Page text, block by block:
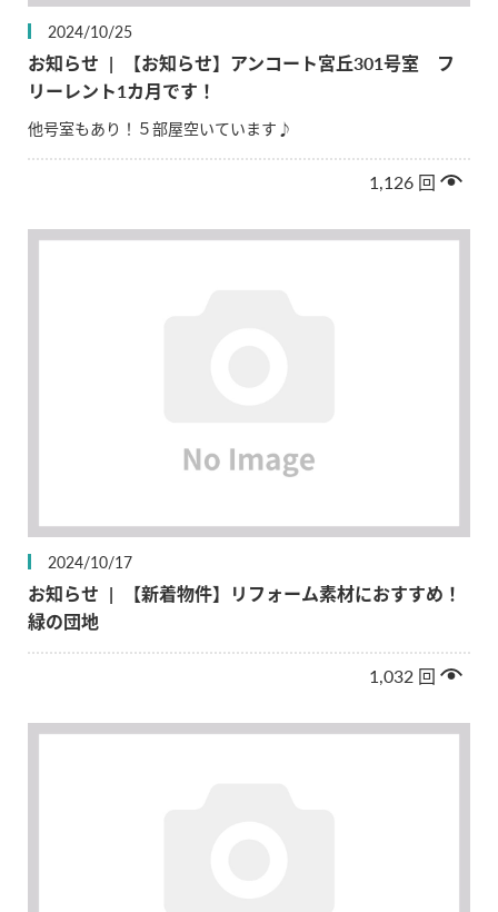
2024/10/25
お知らせ |
【お知らせ】アンコート宮丘301号室 フ
リーレント1カ月です！
他号室もあり！５部屋空いています♪
1,126 回
2024/10/17
お知らせ |
【新着物件】リフォーム素材におすすめ！
緑の団地
1,032 回